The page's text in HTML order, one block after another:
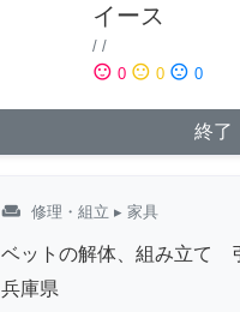
イース
/ /
sentiment_satisfied 0 sentiment_neutral 0 sentiment_dissatisfied 0
終了
weekend 修理・組立 ▸ 家具
ベットの解体、組み立て
兵庫県